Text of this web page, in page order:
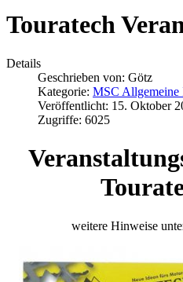
Touratech
Details
Geschrieben von: Götz
Kategorie: MSC Allgemeine
Veröffentlicht: 15. Oktober
Zugriffe: 6025
weitere Hinweise